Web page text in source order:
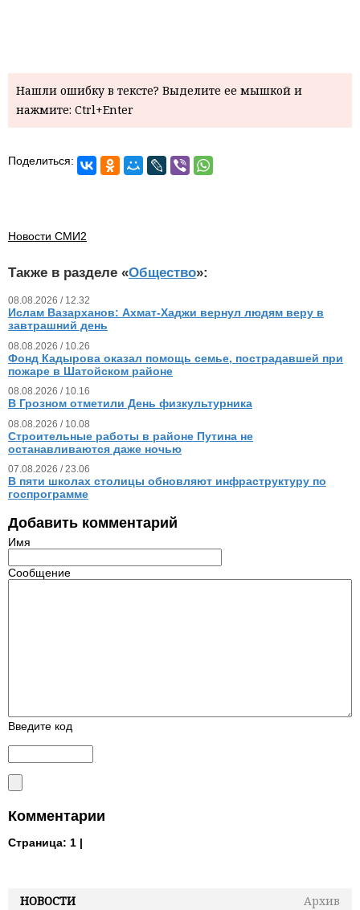
НОВОСТИ
Архив
Нашли ошибку в тексте? Выделите ее мышкой и
нажмите: Ctrl+Enter
Поделиться:
Новости СМИ2
Также в разделе «Общество»:
08.08.2026 / 12.32
Ислам Вазарханов: Ахмат-Хаджи вернул людям веру в
завтрашний день
08.08.2026 / 10.26
Фонд Кадырова оказал помощь семье, пострадавшей при
пожаре в Шатойском районе
08.08.2026 / 10.16
В Грозном отметили День физкультурника
08.08.2026 / 10.08
Строительные работы в районе Путина не
останавливаются даже ночью
07.08.2026 / 23.06
В пяти школах столицы обновляют инфраструктуру по
госпрограмме
Добавить комментарий
Имя
Сообщение
Введите код
Комментарии
Страница: 1 |